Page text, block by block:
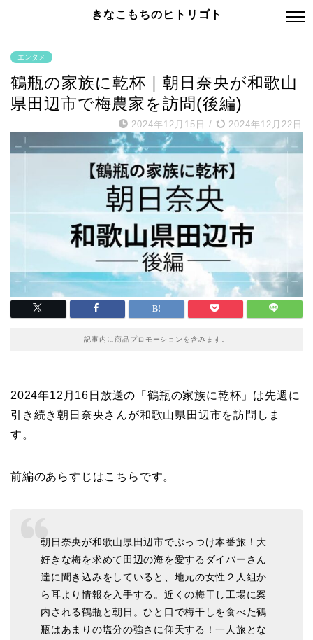
きなこもちのヒトリゴト
エンタメ
鶴瓶の家族に乾杯｜朝日奈央が和歌山
県田辺市で梅農家を訪問(後編)
2024年12月15日 / 2024年12月22日
記事内に商品プロモーションを含みます。
2024年12月16日放送の「鶴瓶の家族に乾杯」は先週に
引き続き朝日奈央さんが和歌山県田辺市を訪問しま
す。
前編のあらすじはこちらです。
朝日奈央が和歌山県田辺市でぶっつけ本番旅！大
好きな梅を求めて田辺の海を愛するダイバーさん
達に聞き込みをしていると、地元の女性２人組か
ら耳より情報を入手する。近くの梅干し工場に案
内される鶴瓶と朝日。ひと口で梅干しを食べた鶴
瓶はあまりの塩分の強さに仰天する！一人旅とな